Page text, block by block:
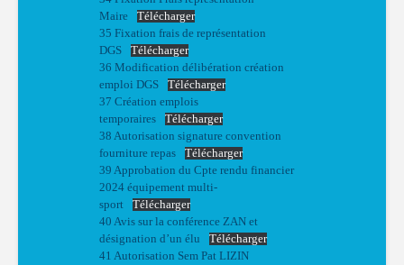
Maire
Télécharger
35 Fixation frais de représentation
DGS
Télécharger
36 Modification délibération création
emploi DGS
Télécharger
37 Création emplois
temporaires
Télécharger
38 Autorisation signature convention
fourniture repas
Télécharger
39 Approbation du Cpte rendu financier
2024 équipement multi-
sport
Télécharger
40 Avis sur la conférence ZAN et
désignation d’un élu
Télécharger
41 Autorisation Sem Pat LIZIN